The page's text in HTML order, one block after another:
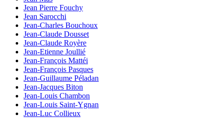
Jean Pierre Fouchy
Jean Sarocchi
Jean-Charles Bouchoux
Jean-Claude Dousset
Jean-Claude Royère
Jean-Etienne Joullié
Jean-François Mattéi
Jean-François Pasques
Jean-Guillaume Péladan
Jean-Jacques Biton
Jean-Louis Chambon
Jean-Louis Saint-Ygnan
Jean-Luc Collieux